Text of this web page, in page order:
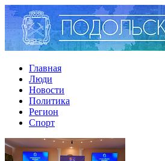
Главная
Люди
Новости
Политика
Регион
Спорт